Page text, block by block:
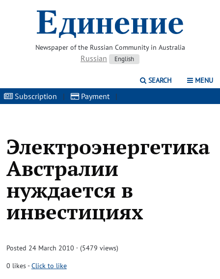
Newspaper of the Russian Community in Australia
Russian English
SEARCH MENU
Subscription | Payment |
Электроэнергетика
Австралии
нуждается в
инвестициях
Posted 24 March 2010 · (5479 views)
0 likes-Click to like